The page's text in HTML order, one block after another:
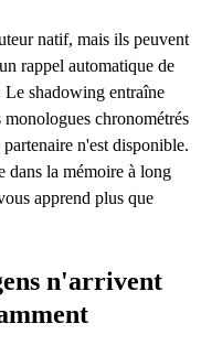
natif, mais ils peuvent
rappel automatique de
Le shadowing entraîne
chronométrés
n'est disponible.
dans la mémoire à long
apprend plus que
n'arrivent